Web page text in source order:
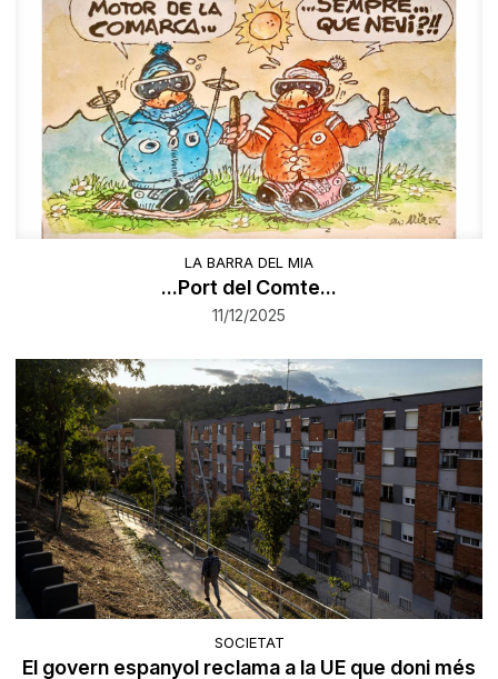
LA BARRA DEL MIA
...Port del Comte...
11/12/2025
SOCIETAT
El govern espanyol reclama a la UE que doni més